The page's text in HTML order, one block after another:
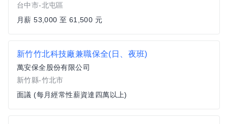
台中市-北屯區
月薪 53,000 至 61,500 元
新竹竹北科技廠兼職保全(日、夜班)
萬安保全股份有限公司
新竹縣-竹北市
面議 (每月經常性薪資達四萬以上)